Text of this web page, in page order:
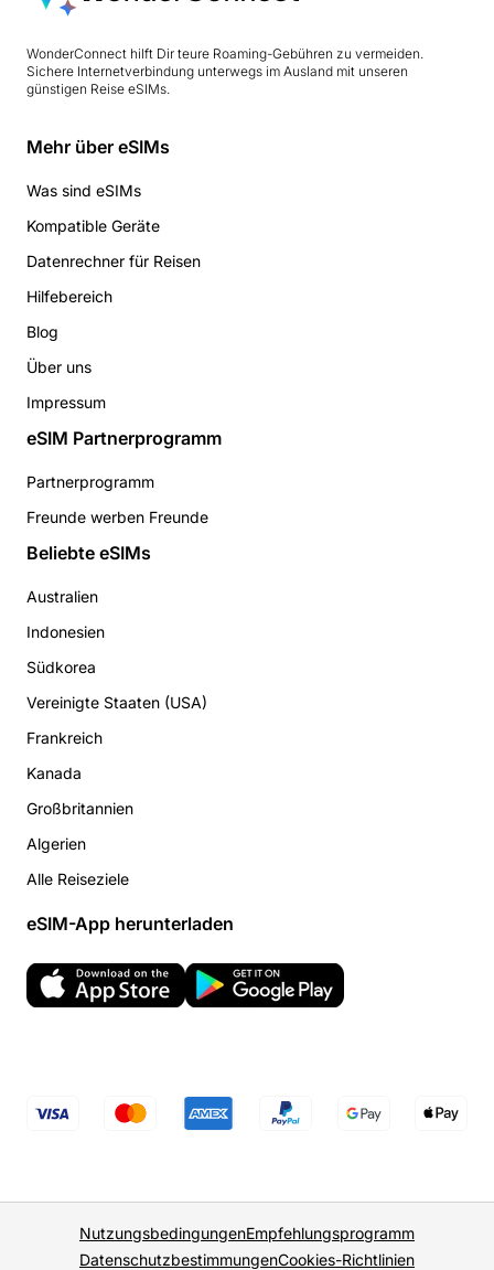
WonderConnect hilft Dir teure Roaming-Gebühren zu vermeiden.
Sichere Internetverbindung unterwegs im Ausland mit unseren
günstigen Reise eSIMs.
Mehr über eSIMs
Was sind eSIMs
Kompatible Geräte
Datenrechner für Reisen
Hilfebereich
Blog
Über uns
Impressum
eSIM Partnerprogramm
Partnerprogramm
Freunde werben Freunde
Beliebte eSIMs
Australien
Indonesien
Südkorea
Vereinigte Staaten (USA)
Frankreich
Kanada
Großbritannien
Algerien
Alle Reiseziele
eSIM-App herunterladen
NutzungsbedingungenEmpfehlungsprogramm
DatenschutzbestimmungenCookies-Richtlinien